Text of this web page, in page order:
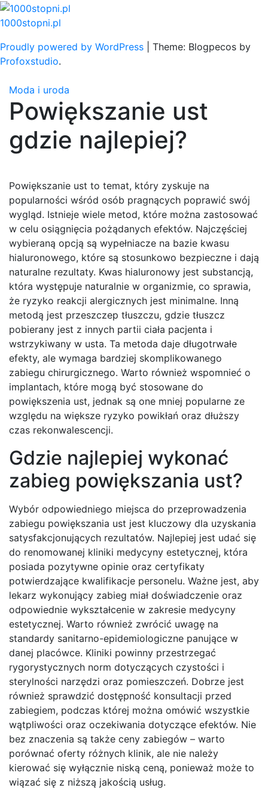
Skip
to
1000stopni.pl
Proudly powered by WordPress
Theme: Blogpecos by
Profoxstudio.
Moda i uroda
Powiększanie ust
gdzie najlepiej?
Powiększanie ust to temat, który zyskuje na
popularności wśród osób pragnących poprawić swój
wygląd. Istnieje wiele metod, które można zastosować
w celu osiągnięcia pożądanych efektów. Najczęściej
wybieraną opcją są wypełniacze na bazie kwasu
hialuronowego, które są stosunkowo bezpieczne i dają
naturalne rezultaty. Kwas hialuronowy jest substancją,
która występuje naturalnie w organizmie, co sprawia,
że ryzyko reakcji alergicznych jest minimalne. Inną
metodą jest przeszczep tłuszczu, gdzie tłuszcz
pobierany jest z innych partii ciała pacjenta i
wstrzykiwany w usta. Ta metoda daje długotrwałe
efekty, ale wymaga bardziej skomplikowanego
zabiegu chirurgicznego. Warto również wspomnieć o
implantach, które mogą być stosowane do
powiększenia ust, jednak są one mniej popularne ze
względu na większe ryzyko powikłań oraz dłuższy
czas rekonwalescencji.
Gdzie najlepiej wykonać
zabieg powiększania ust?
Wybór odpowiedniego miejsca do przeprowadzenia
zabiegu powiększania ust jest kluczowy dla uzyskania
satysfakcjonujących rezultatów. Najlepiej jest udać się
do renomowanej kliniki medycyny estetycznej, która
posiada pozytywne opinie oraz certyfikaty
potwierdzające kwalifikacje personelu. Ważne jest, aby
lekarz wykonujący zabieg miał doświadczenie oraz
odpowiednie wykształcenie w zakresie medycyny
estetycznej. Warto również zwrócić uwagę na
standardy sanitarno-epidemiologiczne panujące w
danej placówce. Kliniki powinny przestrzegać
rygorystycznych norm dotyczących czystości i
sterylności narzędzi oraz pomieszczeń. Dobrze jest
również sprawdzić dostępność konsultacji przed
zabiegiem, podczas której można omówić wszystkie
wątpliwości oraz oczekiwania dotyczące efektów. Nie
bez znaczenia są także ceny zabiegów – warto
porównać oferty różnych klinik, ale nie należy
kierować się wyłącznie niską ceną, ponieważ może to
wiązać się z niższą jakością usług.